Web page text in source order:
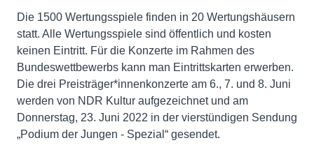
Die 1500 Wertungsspiele finden in 20 Wertungshäusern
statt. Alle Wertungsspiele sind öffentlich und kosten
keinen Eintritt. Für die Konzerte im Rahmen des
Bundeswettbewerbs kann man Eintrittskarten erwerben.
Die drei Preisträger*innenkonzerte am 6., 7. und 8. Juni
werden von NDR Kultur aufgezeichnet und am
Donnerstag, 23. Juni 2022 in der vierstündigen Sendung
„Podium der Jungen - Spezial“ gesendet.